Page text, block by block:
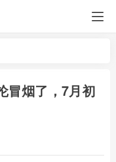
冒烟了，7月初